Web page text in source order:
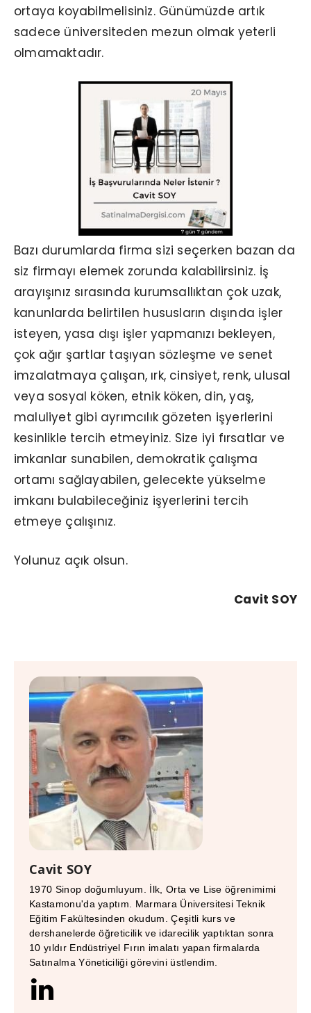
ortaya koyabilmelisiniz. Günümüzde artık
sadece üniversiteden mezun olmak yeterli
olmamaktadır.
Bazı durumlarda firma sizi seçerken bazan da
siz firmayı elemek zorunda kalabilirsiniz. İş
arayışınız sırasında kurumsallıktan çok uzak,
kanunlarda belirtilen hususların dışında işler
isteyen, yasa dışı işler yapmanızı bekleyen,
çok ağır şartlar taşıyan sözleşme ve senet
imzalatmaya çalışan, ırk, cinsiyet, renk, ulusal
veya sosyal köken, etnik köken, din, yaş,
maluliyet gibi ayrımcılık gözeten işyerlerini
kesinlikle tercih etmeyiniz. Size iyi fırsatlar ve
imkanlar sunabilen, demokratik çalışma
ortamı sağlayabilen, gelecekte yükselme
imkanı bulabileceğiniz işyerlerini tercih
etmeye çalışınız.
Yolunuz açık olsun.
Cavit SOY
Cavit SOY
1970 Sinop doğumluyum. İlk, Orta ve Lise öğrenimimi
Kastamonu'da yaptım. Marmara Üniversitesi Teknik
Eğitim Fakültesinden okudum. Çeşitli kurs ve
dershanelerde öğreticilik ve idarecilik yaptıktan sonra
10 yıldır Endüstriyel Fırın imalatı yapan firmalarda
Satınalma Yöneticiliği görevini üstlendim.